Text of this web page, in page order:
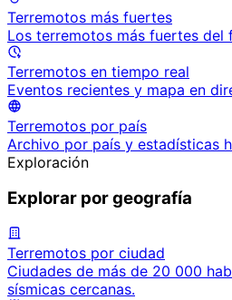
Terremotos más fuertes
Los terremotos más fuertes del
Terremotos en tiempo real
Eventos recientes y mapa en
Terremotos por país
Archivo por país y estadísticas
Exploración
Explorar por geografía
Terremotos por ciudad
Ciudades de más de 20 000
sísmicas cercanas.